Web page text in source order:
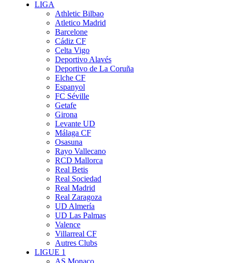
LIGA
Athletic Bilbao
Atletico Madrid
Barcelone
Cádiz CF
Celta Vigo
Deportivo Alavés
Deportivo de La Coruña
Elche CF
Espanyol
FC Séville
Getafe
Girona
Levante UD
Málaga CF
Osasuna
Rayo Vallecano
RCD Mallorca
Real Betis
Real Sociedad
Real Madrid
Real Zaragoza
UD Almería
UD Las Palmas
Valence
Villarreal CF
Autres Clubs
LIGUE 1
AS Monaco